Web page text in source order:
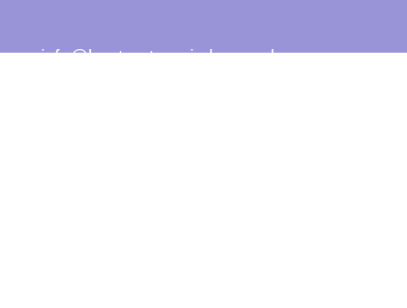
info@hautarztpraxis-baege.de